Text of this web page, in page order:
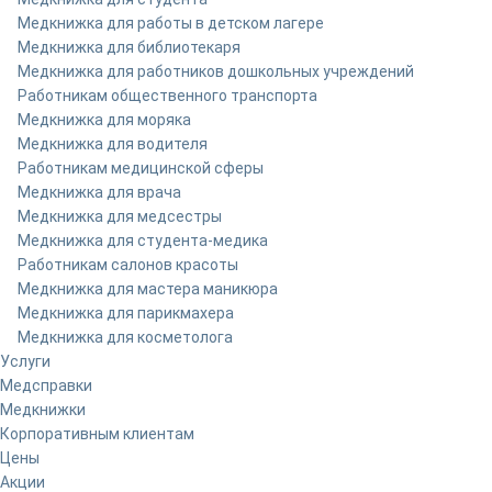
Медкнижка для работы в детском лагере
Медкнижка для библиотекаря
Медкнижка для работников дошкольных учреждений
Работникам общественного транспорта
Медкнижка для моряка
Медкнижка для водителя
Работникам медицинской сферы
Медкнижка для врача
Медкнижка для медсестры
Медкнижка для студента-медика
Работникам салонов красоты
Медкнижка для мастера маникюра
Медкнижка для парикмахера
Медкнижка для косметолога
Услуги
Медсправки
Медкнижки
Корпоративным клиентам
Цены
Акции